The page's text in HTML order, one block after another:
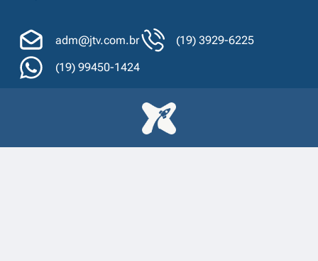
adm@jtv.com.br
(19) 3929-6225
(19) 99450-1424